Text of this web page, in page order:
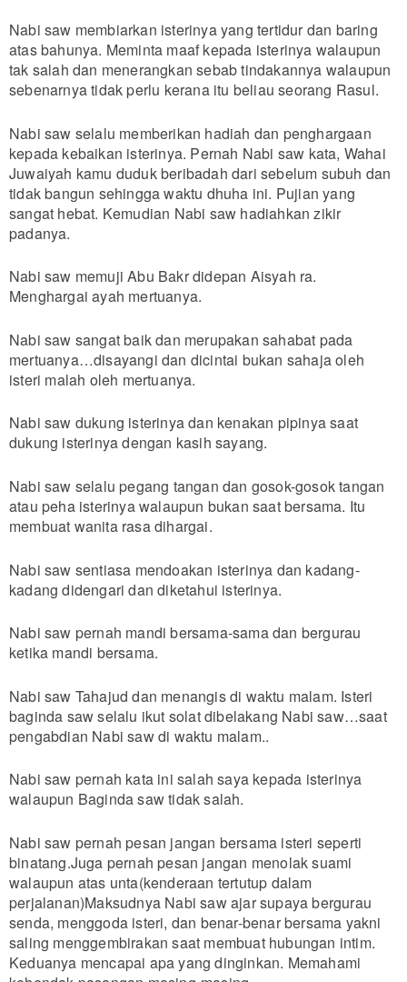
Nabi saw membiarkan isterinya yang tertidur dan baring
atas bahunya. Meminta maaf kepada isterinya walaupun
tak salah dan menerangkan sebab tindakannya walaupun
sebenarnya tidak perlu kerana itu beliau seorang Rasul.
Nabi saw selalu memberikan hadiah dan penghargaan
kepada kebaikan isterinya. Pernah Nabi saw kata, Wahai
Juwaiyah kamu duduk beribadah dari sebelum subuh dan
tidak bangun sehingga waktu dhuha ini. Pujian yang
sangat hebat. Kemudian Nabi saw hadiahkan zikir
padanya.
Nabi saw memuji Abu Bakr didepan Aisyah ra.
Menghargai ayah mertuanya.
Nabi saw sangat baik dan merupakan sahabat pada
mertuanya…disayangi dan dicintai bukan sahaja oleh
isteri malah oleh mertuanya.
Nabi saw dukung isterinya dan kenakan pipinya saat
dukung isterinya dengan kasih sayang.
Nabi saw selalu pegang tangan dan gosok-gosok tangan
atau peha isterinya walaupun bukan saat bersama. Itu
membuat wanita rasa dihargai.
Nabi saw sentiasa mendoakan isterinya dan kadang-
kadang didengari dan diketahui isterinya.
Nabi saw pernah mandi bersama-sama dan bergurau
ketika mandi bersama.
Nabi saw Tahajud dan menangis di waktu malam. Isteri
baginda saw selalu ikut solat dibelakang Nabi saw…saat
pengabdian Nabi saw di waktu malam..
Nabi saw pernah kata ini salah saya kepada isterinya
walaupun Baginda saw tidak salah.
Nabi saw pernah pesan jangan bersama isteri seperti
binatang.Juga pernah pesan jangan menolak suami
walaupun atas unta(kenderaan tertutup dalam
perjalanan)Maksudnya Nabi saw ajar supaya bergurau
senda, menggoda isteri, dan benar-benar bersama yakni
saling menggembirakan saat membuat hubungan intim.
Keduanya mencapai apa yang dinginkan. Memahami